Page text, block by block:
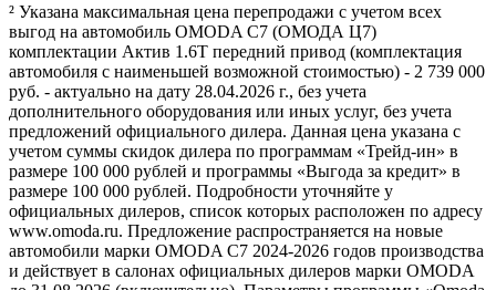
² Указана максимальная цена перепродажи с учетом всех
выгод на автомобиль OMODA C7 (ОМОДА Ц7)
комплектации Актив 1.6T передний привод (комплектация
автомобиля с наименьшей возможной стоимостью) - 2 739 000
руб. - актуально на дату 28.04.2026 г., без учета
дополнительного оборудования или иных услуг, без учета
предложений официального дилера. Данная цена указана с
учетом суммы скидок дилера по программам «Трейд-ин» в
размере 100 000 рублей и программы «Выгода за кредит» в
размере 100 000 рублей. Подробности уточняйте у
официальных дилеров, список которых расположен по адресу
www.omoda.ru. Предложение распространяется на новые
автомобили марки OMODA C7 2024-2026 годов производства
и действует в салонах официальных дилеров марки OMODA